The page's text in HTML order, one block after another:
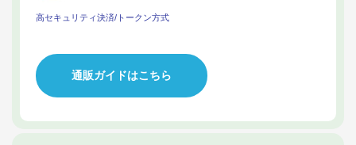
高セキュリティ決済/トークン方式
通販ガイドはこちら